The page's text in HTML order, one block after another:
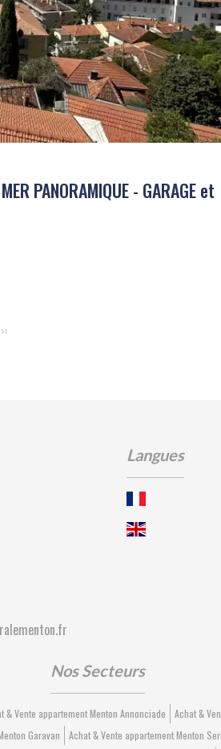
PANORAMIQUE - GARAGE et
Langues
Nos Secteurs
& Vente appartement Menton Annonciade Achat &
Garavan Achat & Vente appartement Menton